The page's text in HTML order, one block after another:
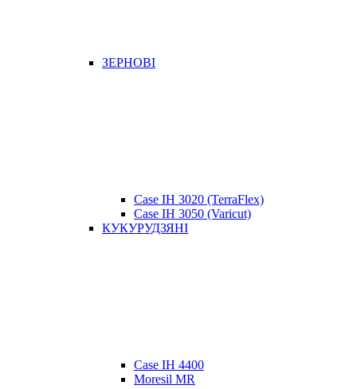
ЗЕРНОВІ
Case IH 3020 (TerraFlex)
Case IH 3050 (Varicut)
КУКУРУДЗЯНІ
Case IH 4400
Moresil MR